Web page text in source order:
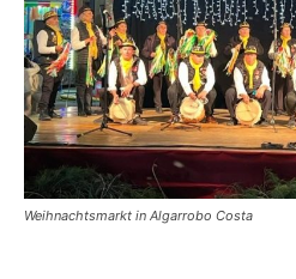
Weihnachtsmarkt in Algarrobo Costa